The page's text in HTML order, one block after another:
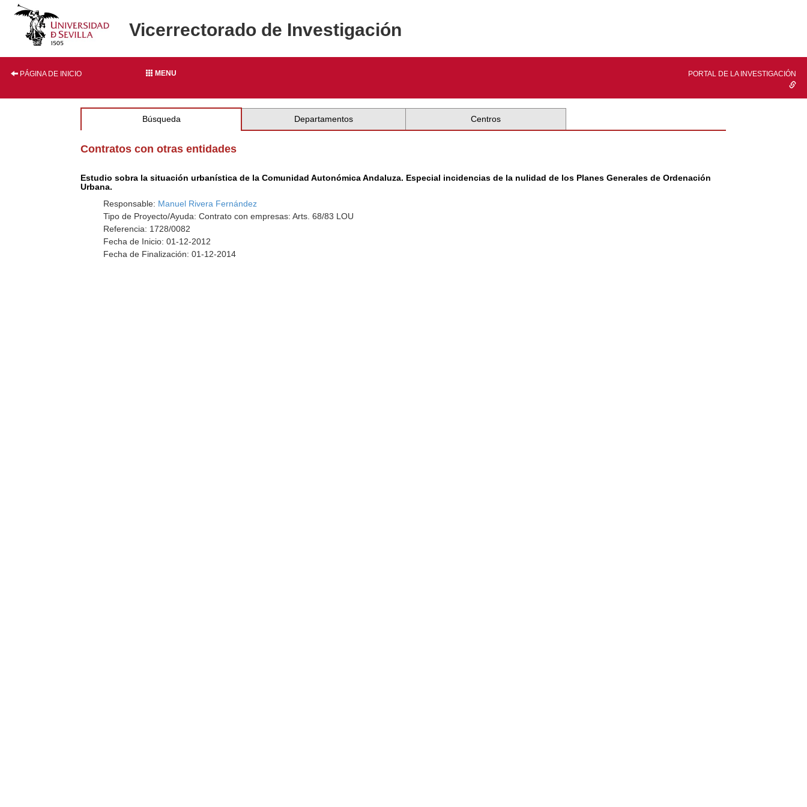
Vicerrectorado de Investigación
PÁGINA DE INICIO MENU PORTAL DE LA INVESTIGACIÓN
Búsqueda Departamentos Centros
Contratos con otras entidades
Estudio sobra la situación urbanística de la Comunidad Autonómica Andaluza. Especial incidencias de la nulidad de los Planes Generales de Ordenación
Urbana.
Responsable: Manuel Rivera Fernández
Tipo de Proyecto/Ayuda: Contrato con empresas: Arts. 68/83 LOU
Referencia: 1728/0082
Fecha de Inicio: 01-12-2012
Fecha de Finalización: 01-12-2014